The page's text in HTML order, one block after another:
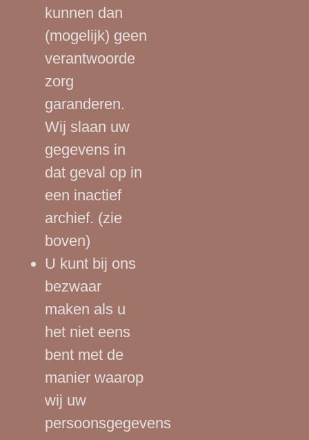
kunnen dan
(mogelijk) geen
verantwoorde
zorg
garanderen.
Wij slaan uw
gegevens in
dat geval op in
een inactief
archief. (zie
boven)
U kunt bij ons
bezwaar
maken als u
het niet eens
bent met de
manier waarop
wij uw
persoonsgegevens